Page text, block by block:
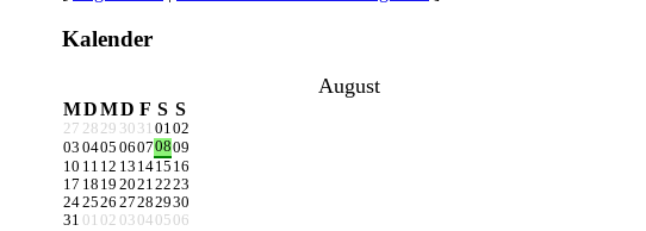
Kalender
August
MDMD F S S
27 28 29 30 31 0102
03 0405 06070809
10 11 12 13 1415 16
17 18 19 20212223
242526 27282930
31 01 02 03 04 05 06